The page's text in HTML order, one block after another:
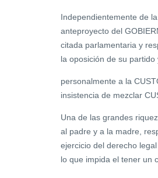
Independientemente de
anteproyecto del
citada parlamentaria y
la oposición de su partido
personalmente a la
insistencia de mezclar
Una de las grandes
al padre y a la madre,
ejercicio del derecho
lo que impida el tener un